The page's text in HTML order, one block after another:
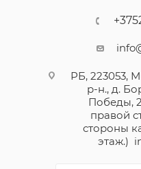
РБ, 223053,
р-н., д.
Победы,
правой
стороны
этаж.)